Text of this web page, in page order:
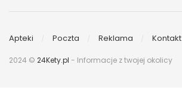
Apteki Poczta Reklama Kontakt
2024 © 24Kety.pl - Informacje z twojej okolicy